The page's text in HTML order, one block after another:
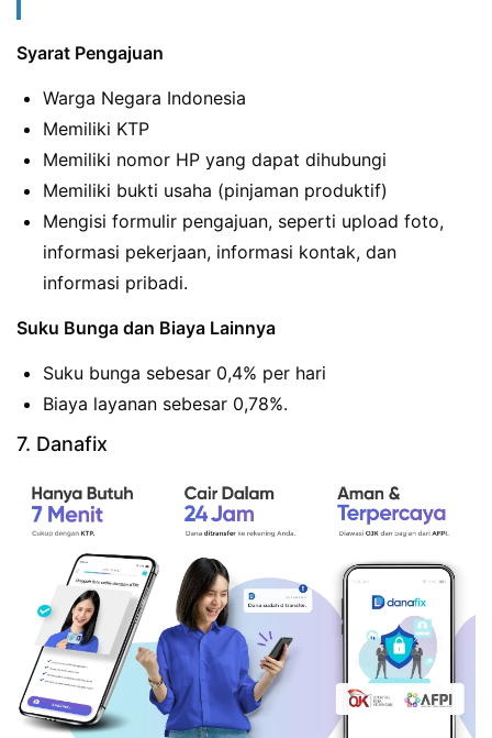
Syarat Pengajuan
Warga Negara Indonesia
Memiliki KTP
Memiliki nomor HP yang dapat dihubungi
Memiliki bukti usaha (pinjaman produktif)
Mengisi formulir pengajuan, seperti upload foto,
informasi pekerjaan, informasi kontak, dan
informasi pribadi.
Suku Bunga dan Biaya Lainnya
Suku bunga sebesar 0,4% per hari
Biaya layanan sebesar 0,78%.
7. Danafix